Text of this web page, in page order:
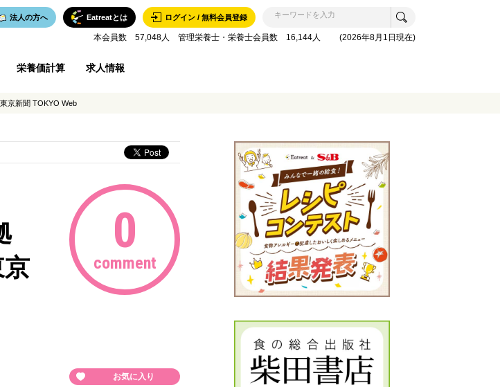
ログイン / 無料会員登録
Eatreatとは
法人の方へ
本会員数 57,048人 管理栄養士・栄養士会員数 16,144人 (2026年8月1日現在)
栄養価計算 求人情報
京新聞 TOKYO Web
0
comment
お気に入り